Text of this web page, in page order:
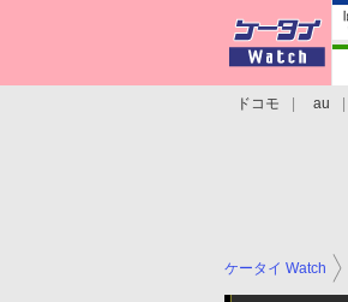
ドコモ au
ケータイ Watch